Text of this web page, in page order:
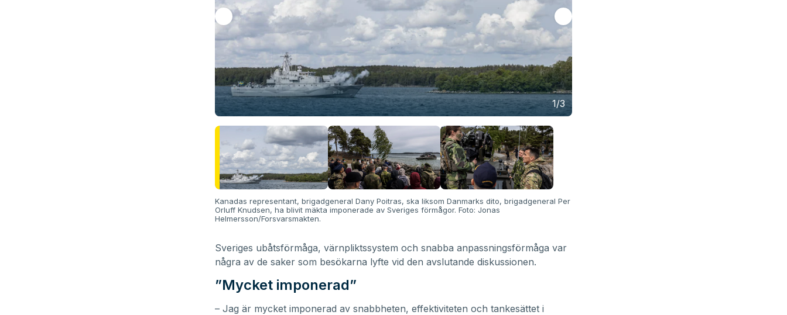
1/3
Kanadas representant, brigadgeneral Dany Poitras, ska liksom Danmarks dito, brigadgeneral Per
Orluff Knudsen, ha blivit mäkta imponerade av Sveriges förmågor. Foto: Jonas
Helmersson/Forsvarsmakten.
Sveriges ubåtsförmåga, värnpliktssystem och snabba anpassningsförmåga var
några av de saker som besökarna lyfte vid den avslutande diskussionen.
”Mycket imponerad”
– Jag är mycket imponerad av snabbheten, effektiviteten och tankesättet i